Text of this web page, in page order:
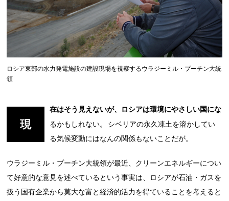
ロシア東部の水力発電施設の建設現場を視察するウラジーミル・プーチン大統
領
現
在はそう見えないが、ロシアは環境にやさしい国にな
るかもしれない。 シベリアの永久凍土を溶かしてい
る気候変動にはなんの関係もないことだが。
ウラジーミル・プーチン大統領が最近、クリーンエネルギーについ
て好意的な意見を述べているという事実は、ロシアが石油・ガスを
扱う国有企業から莫大な富と経済的活力を得ていることを考えると